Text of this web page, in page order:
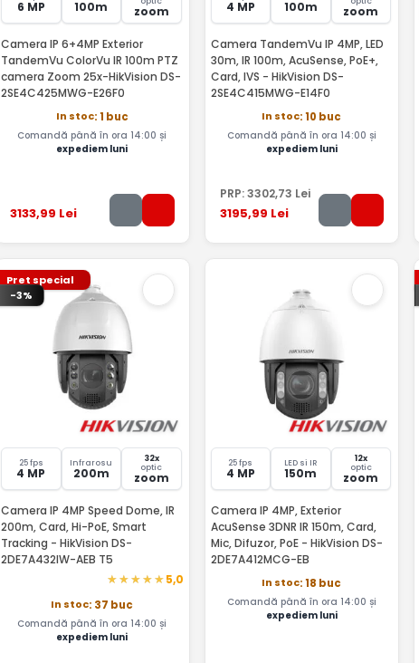
6 MP 100m zoom
Camera IP 6+4MP Exterior
TandemVu ColorVu IR 100m PTZ
camera Zoom 25x-HikVision DS-
2SE4C425MWG-E26F0
In stoc: 1 buc
Comandă până în ora 14:00 și
expediem luni
3133,99 Lei
4 MP 100m zoom
Camera TandemVu IP 4MP, LED
30m, IR 100m, AcuSense, PoE+,
Card, IVS - HikVision DS-
2SE4C415MWG-E14F0
In stoc: 10 buc
Comandă până în ora 14:00 și
expediem luni
PRP:3302,73 Lei
3195,99 Lei
Pret special
-3%
25 fps
4 MP
Infrarosu
200m
32x
optic
zoom
Camera IP 4MP Speed Dome, IR
200m, Card, Hi-PoE, Smart
Tracking - HikVision DS-
2DE7A432IW-AEB T5
5,0
In stoc: 37 buc
Comandă până în ora 14:00 și
expediem luni
25 fps
4 MP
LED si IR
150m
12x
optic
zoom
Camera IP 4MP, Exterior
AcuSense 3DNR IR 150m, Card,
Mic, Difuzor, PoE - HikVision DS-
2DE7A412MCG-EB
In stoc: 18 buc
Comandă până în ora 14:00 și
expediem luni